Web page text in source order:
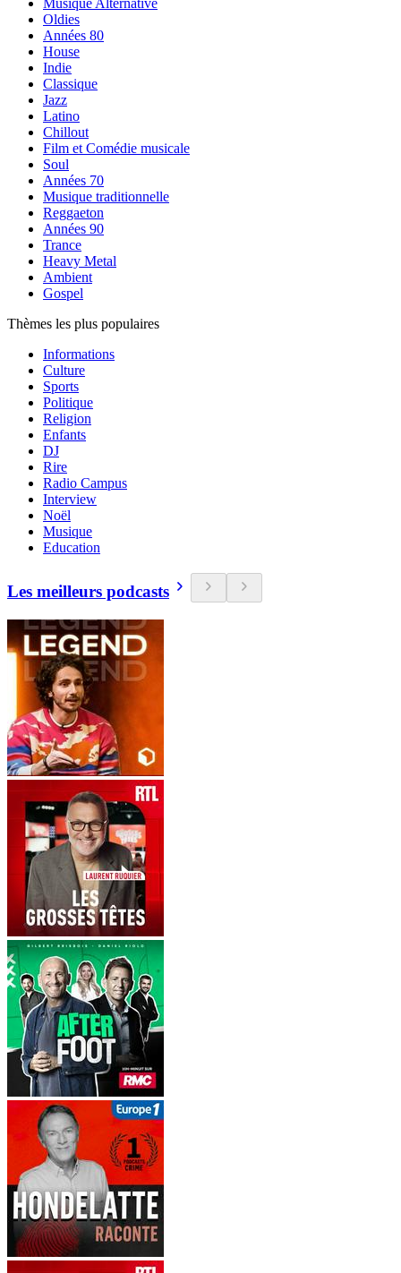
Musique Alternative
Oldies
Années 80
House
Indie
Classique
Jazz
Latino
Chillout
Film et Comédie musicale
Soul
Années 70
Musique traditionnelle
Reggaeton
Années 90
Trance
Heavy Metal
Ambient
Gospel
Thèmes les plus populaires
Informations
Culture
Sports
Politique
Religion
Enfants
DJ
Rire
Radio Campus
Interview
Noël
Musique
Education
Les meilleurs podcasts